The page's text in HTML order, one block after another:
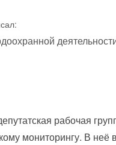
рабочая
мониторингу. В